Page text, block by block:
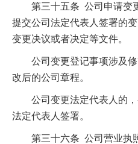
第三十五条 公司申请变更
提交公司法定代表人签署的
变更决议或者决定等文件。
公司变更登记事项涉及修
改后的公司章程。
公司变更法定代表人的，
法定代表人签署。
第三十六条 公司营业执照